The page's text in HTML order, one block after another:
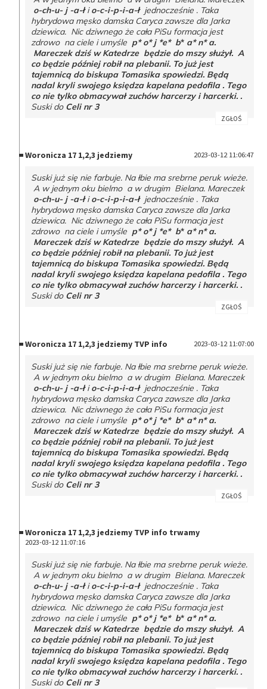
o-ch-u- j -a-łio-c-i-p-i-a-ł jednocześnie . Taka
hybrydowa męsko damska Caryca zawsze dla Jarka
dziewica. Nic dziwnego że cała PiSu formacja jest
zdrowo na ciele i umyśle p* o* j *e* b* a* n* a.
Mareczek dziś w Katedrze będzie do mszy służył. A
co będzie później robił na plebanii. To już jest
tajemnicą do biskupa Tomasika spowiedzi. Będą
nadal kryli swojego księdza kapelana pedofila . Tego
co nie tylko obmacywał zuchów harcerzy i harcerki. .
Suski do Celi nr 3
ZGŁOŚ
Woronicza 17 1,2,3 jedziemy 2023-03-12 11:06:47
Suski już się nie farbuje. Na łbie ma srebrne peruk wieże.
A w jednym oku bielmo a w drugim Bielana. Mareczek
o-ch-u- j -a-łio-c-i-p-i-a-ł jednocześnie . Taka
hybrydowa męsko damska Caryca zawsze dla Jarka
dziewica. Nic dziwnego że cała PiSu formacja jest
zdrowo na ciele i umyśle p* o* j *e* b* a* n* a.
Mareczek dziś w Katedrze będzie do mszy służył. A
co będzie później robił na plebanii. To już jest
tajemnicą do biskupa Tomasika spowiedzi. Będą
nadal kryli swojego księdza kapelana pedofila . Tego
co nie tylko obmacywał zuchów harcerzy i harcerki. .
Suski do Celi nr 3
ZGŁOŚ
Woronicza 17 1,2,3 jedziemy TVP info 2023-03-12 11:07:00
Suski już się nie farbuje. Na łbie ma srebrne peruk wieże.
A w jednym oku bielmo a w drugim Bielana. Mareczek
o-ch-u- j -a-łio-c-i-p-i-a-ł jednocześnie . Taka
hybrydowa męsko damska Caryca zawsze dla Jarka
dziewica. Nic dziwnego że cała PiSu formacja jest
zdrowo na ciele i umyśle p* o* j *e* b* a* n* a.
Mareczek dziś w Katedrze będzie do mszy służył. A
co będzie później robił na plebanii. To już jest
tajemnicą do biskupa Tomasika spowiedzi. Będą
nadal kryli swojego księdza kapelana pedofila . Tego
co nie tylko obmacywał zuchów harcerzy i harcerki. .
Suski do Celi nr 3
ZGŁOŚ
Woronicza 17 1,2,3 jedziemy TVP info trwamy
2023-03-12 11:07:16
Suski już się nie farbuje. Na łbie ma srebrne peruk wieże.
A w jednym oku bielmo a w drugim Bielana. Mareczek
o-ch-u- j -a-łio-c-i-p-i-a-ł jednocześnie . Taka
hybrydowa męsko damska Caryca zawsze dla Jarka
dziewica. Nic dziwnego że cała PiSu formacja jest
zdrowo na ciele i umyśle p* o* j *e* b* a* n* a.
Mareczek dziś w Katedrze będzie do mszy służył. A
co będzie później robił na plebanii. To już jest
tajemnicą do biskupa Tomasika spowiedzi. Będą
nadal kryli swojego księdza kapelana pedofila . Tego
co nie tylko obmacywał zuchów harcerzy i harcerki. .
Suski do Celi nr 3